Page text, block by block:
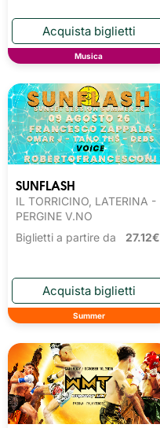
Musica
SUNFLASH
IL TORRICINO, LATERINA -
PERGINE V.NO
Biglietti a partire da 27.12€
Summer